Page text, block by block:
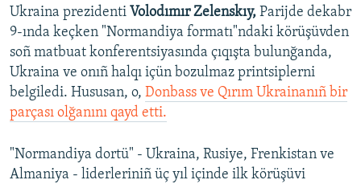
Ukraina prezidenti Volodımır Zelenskıy, Parijde dekabr
9-ında keçken "Normandiya formatı"ndaki körüşüvden
soñ matbuat konferentsiyasında çıqışta bulunğanda,
Ukraina ve onıñ halqı içün bozulmaz printsiplerni
belgiledi. Hususan, o, Donbass ve Qırım Ukrainanıñ bir
parçası olğanını qayd etti.
"Normandiya dortü" - Ukraina, Rusiye, Frenkistan ve
Almaniya - liderleriniñ üç yıl içinde ilk körüşüvi